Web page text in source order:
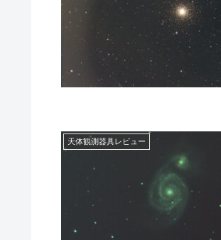
天体観測器具レビュー